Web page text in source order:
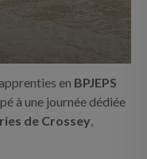
en BPJEPS
à une journée dédiée
de Crossey